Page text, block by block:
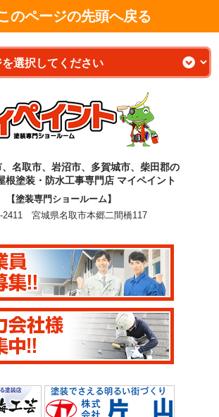
のページの先頭へ戻る
名取市、岩沼市、多賀城市、柴田郡の
根塗装・防水工事専門店 マイペイント
【塗装専門ショールーム】
2411 宮城県名取市本郷二間橋117